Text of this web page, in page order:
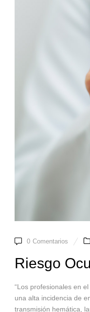
0 Comentarios
Riesgo
“Los profesionales en
una alta incidencia de
transmisión hemática,